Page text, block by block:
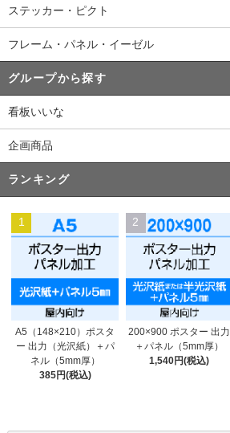
ステッカー・ピクト
フレーム・パネル・イーゼル
グループから探す
看板いいな
企画商品
ランキング
1
A5（148×210）ポスタ
ー 出力（光沢紙）＋パ
ネル（5mm厚）
385円(税込)
2
200×900 ポスター 出力
＋パネル（5mm厚）
1,540円(税込)